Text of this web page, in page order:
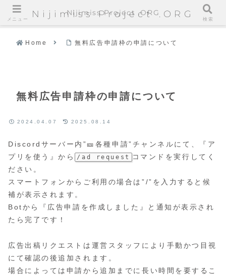
Nijimiss Project .ORG
Home 無料広告申請枠の申請について
無料広告申請枠の申請について
2024.04.07 2025.08.14
Discordサーバー内”🎫各種申請”チャンネルにて、『ア
プリを使う』から
/ad request
コマンドを実行してく
ださい。
スマートフォンからご利用の場合は”/”を入力すると候
補が表示されます。
Botから『広告申請を作成しました』と通知が表示され
たら完了です！
広告出稿リクエストは運営スタッフにより手動かつ目視
にて確認の後追加されます。
場合によっては申請から追加までに長い時間を要するこ
メニュー
Nijimiss Project .ORG
検索